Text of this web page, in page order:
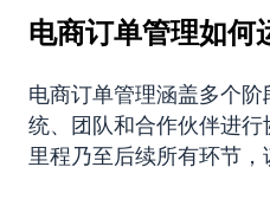
电商订单管理如何
电商订单管理涵盖多个
统、团队和合作伙伴进
里程乃至后续所有环节，